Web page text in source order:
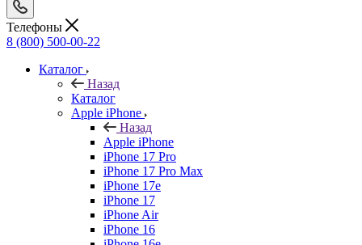
Телефоны
8 (800) 500-00-22
Каталог
Назад
Каталог
Apple iPhone
Назад
Apple iPhone
iPhone 17 Pro
iPhone 17 Pro Max
iPhone 17e
iPhone 17
iPhone Air
iPhone 16